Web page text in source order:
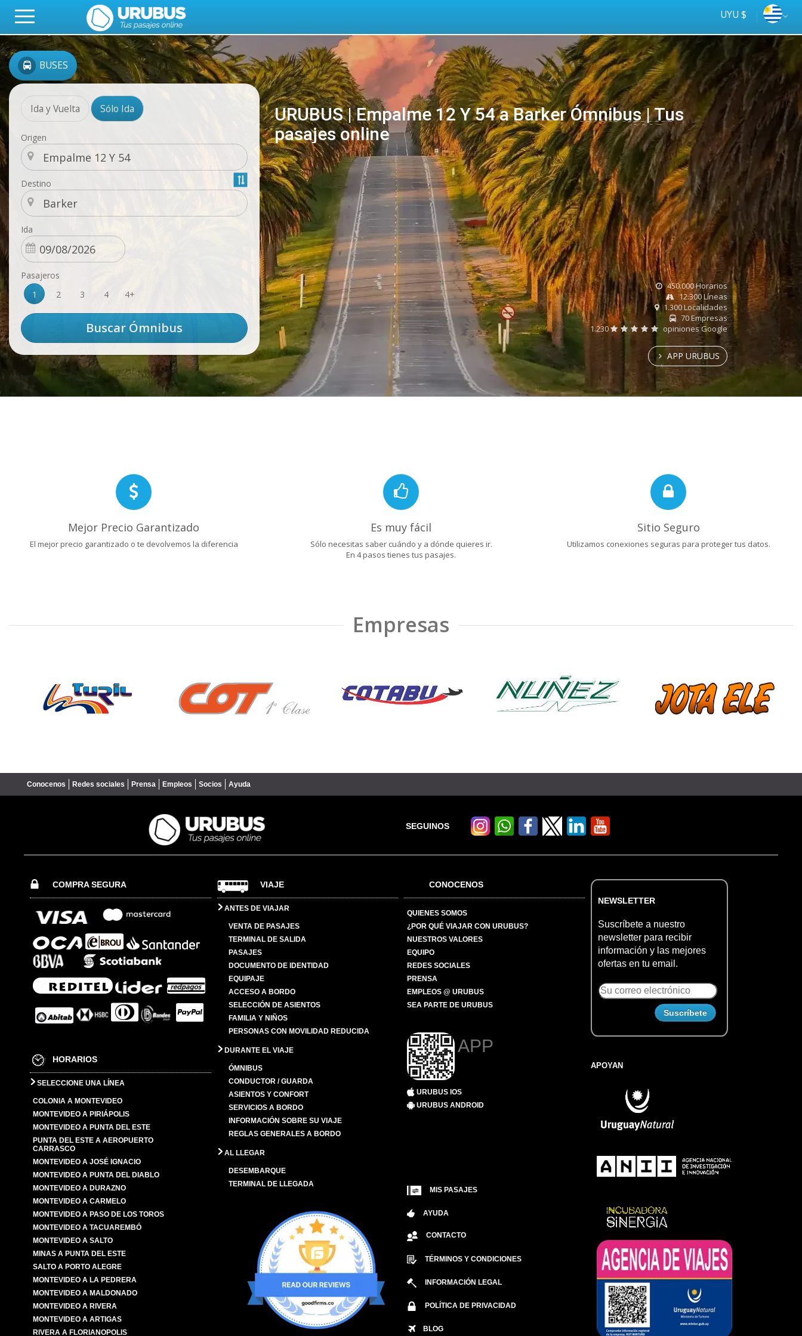
UYU $
BUSES
Ida y Vuelta Sólo Ida
Origen
Destino
Ida
Pasajeros
1
2 3 4 4+
URUBUS | Empalme 12 Y 54 a Barker Ómnibus | Tus
pasajes online
online
Tus
ómnibus
450.000 Horarios
12.300 Líneas
1.300 Localidades
70 Empresas
1.230
opiniones Google
APP URUBUS
Mejor Precio Garantizado
El mejor precio garantizado o te devolvemos la diferencia
Es muy fácil
Sólo necesitas saber cuándo y a dónde quieres ir.
En 4 pasos tienes tus pasajes.
Sitio Seguro
Utilizamos conexiones seguras para proteger tus datos.
Empresas
Conocenos Redes sociales Prensa Empleos Socios Ayuda
SEGUINOS
COMPRA SEGURA
HORARIOS
SELECCIONE UNA LÍNEA
COLONIA A MONTEVIDEO
MONTEVIDEO A PIRIÁPOLIS
MONTEVIDEO A PUNTA DEL ESTE
PUNTA DEL ESTE A AEROPUERTO
CARRASCO
MONTEVIDEO A JOSÉ IGNACIO
MONTEVIDEO A PUNTA DEL DIABLO
MONTEVIDEO A DURAZNO
MONTEVIDEO A CARMELO
MONTEVIDEO A PASO DE LOS TOROS
MONTEVIDEO A TACUAREMBÓ
MONTEVIDEO A SALTO
MINAS A PUNTA DEL ESTE
SALTO A PORTO ALEGRE
MONTEVIDEO A LA PEDRERA
MONTEVIDEO A MALDONADO
MONTEVIDEO A RIVERA
MONTEVIDEO A ARTIGAS
RIVERA A FLORIANOPOLIS
VIAJE
ANTES DE VIAJAR
VENTA DE PASAJES
TERMINAL DE SALIDA
PASAJES
DOCUMENTO DE IDENTIDAD
EQUIPAJE
ACCESO A BORDO
SELECCIÓN DE ASIENTOS
FAMILIA Y NIÑOS
PERSONAS CON MOVILIDAD REDUCIDA
DURANTE EL VIAJE
ÓMNIBUS
CONDUCTOR / GUARDA
ASIENTOS Y CONFORT
SERVICIOS A BORDO
INFORMACIÓN SOBRE SU VIAJE
REGLAS GENERALES A BORDO
AL LLEGAR
DESEMBARQUE
TERMINAL DE LLEGADA
CONOCENOS
QUIENES SOMOS
¿POR QUÉ VIAJAR CON URUBUS?
NUESTROS VALORES
EQUIPO
REDES SOCIALES
PRENSA
EMPLEOS @ URUBUS
SEA PARTE DE URUBUS
APP
URUBUS IOS
URUBUS ANDROID
MIS PASAJES
AYUDA
CONTACTO
TÉRMINOS Y CONDICIONES
INFORMACIÓN LEGAL
POLÍTICA DE PRIVACIDAD
BLOG
NEWSLETTER
Suscríbete a nuestro
newsletter para recibir
información y las mejores
ofertas en tu email.
APOYAN